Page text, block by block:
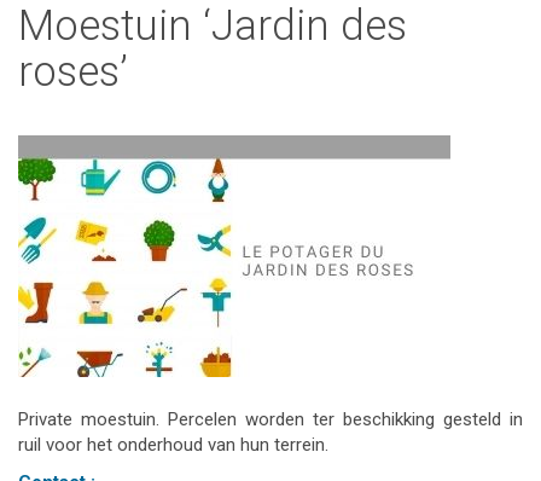
Moestuin ‘Jardin des
roses’
Private moestuin. Percelen worden ter beschikking gesteld in
ruil voor het onderhoud van hun terrein.